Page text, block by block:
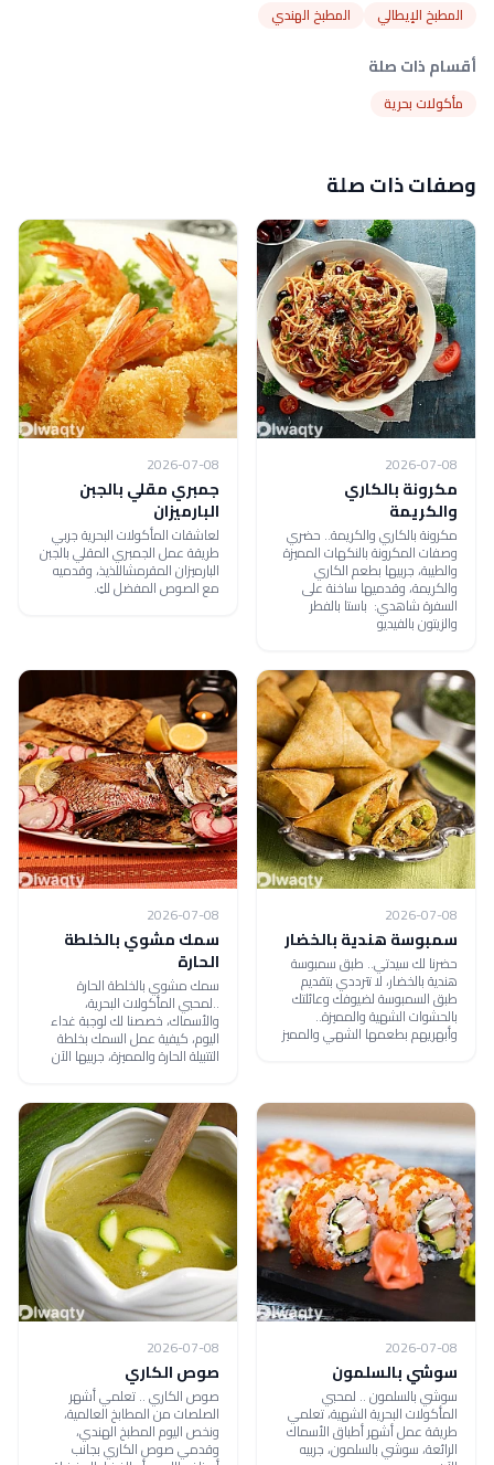
المطبخ الإيطالي المطبخ الهندي
أقسام ذات صلة
مأكولات بحرية
وصفات ذات صلة
2026-07-08
مكرونة بالكاري
والكريمة
مكرونة بالكاري والكريمة.. حضري
وصفات المكرونة بالنكهات المميزة
والطيبة، جربيها بطعم الكاري
والكريمة، وقدميها ساخنة على
السفرة شاهدي: باستا بالفطر
والزيتون بالفيديو
2026-07-08
جمبري مقلي بالجبن
البارميزان
لعاشقات المأكولات البحرية جربي
طريقة عمل الجمبري المقلي بالجبن
البارميزان المقرمشاللذيذ، وقدميه
مع الصوص المفضل لكِ.
2026-07-08
سمبوسة هندية بالخضار
حضرنا لك سيدتي.. طبق سمبوسة
هندية بالخضار، لا تترددي بتقديم
طبق السمبوسة لضيوفك وعائلتك
بالحشوات الشهية والمميزة..
وأبهريهم بطعمها الشهي والمميز
2026-07-08
سمك مشوي بالخلطة
الحارة
سمك مشوي بالخلطة الحارة
..لمحبي المأكولات البحرية،
والأسماك، خصصنا لك لوجبة غداء
اليوم، كيفية عمل السمك بخلطة
التتبيلة الحارة والمميزة، جربيها الآن
2026-07-08
سوشي بالسلمون
سوشي بالسلمون .. لمحبي
المأكولات البحرية الشهية، تعلمي
طريقة عمل أشهر أطباق الأسماك
الرائعة، سوشي بالسلمون، جربيه
2026-07-08
صوص الكاري
صوص الكاري .. تعلمي أشهر
الصلصات من المطابخ العالمية،
ونخص اليوم المطبخ الهندي،
وقدمي صوص الكاري بجانب